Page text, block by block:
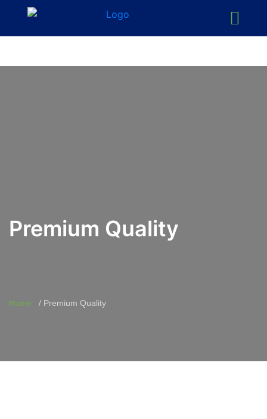
Premium Quality
Home Premium Quality